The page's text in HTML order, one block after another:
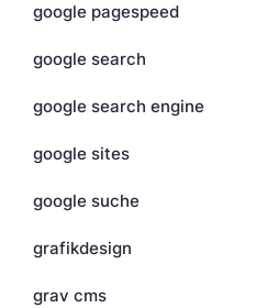
google pagespeed
google search
google search engine
google sites
google suche
grafikdesign
grav cms